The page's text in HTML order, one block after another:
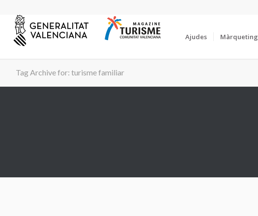
Ajudes Màrqueting
Tag Archive for: turisme familiar